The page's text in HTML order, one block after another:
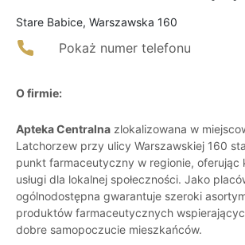
Stare Babice, Warszawska 160
Pokaż numer telefonu
O firmie:
Apteka Centralna zlokalizowana w
Latchorzew przy ulicy Warszawskiej 160
punkt farmaceutyczny w regionie, oferując
usługi dla lokalnej społeczności. Jako
ogólnodostępna gwarantuje szeroki
produktów farmaceutycznych
dobre samopoczucie mieszkańców.